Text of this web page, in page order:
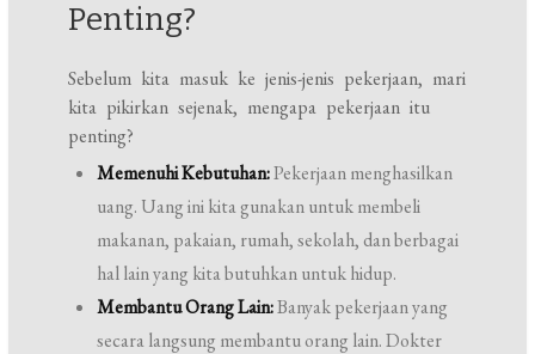
Penting?
Sebelum kita masuk ke jenis-jenis pekerjaan, mari
kita pikirkan sejenak, mengapa pekerjaan itu
penting?
Memenuhi Kebutuhan:Pekerjaan menghasilkan
uang. Uang ini kita gunakan untuk membeli
makanan, pakaian, rumah, sekolah, dan berbagai
hal lain yang kita butuhkan untuk hidup.
Membantu Orang Lain:Banyak pekerjaan yang
secara langsung membantu orang lain. Dokter